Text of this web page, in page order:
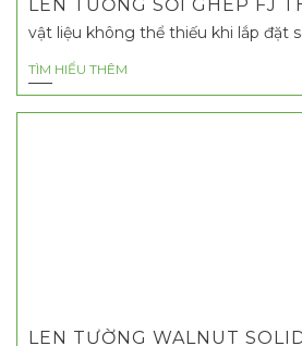
LEN TƯỜNG SỒI GHÉP FJ
vật liệu không thể thiếu khi lắp đặt
TÌM HIỂU THÊM
LEN TƯỜNG WALNUT